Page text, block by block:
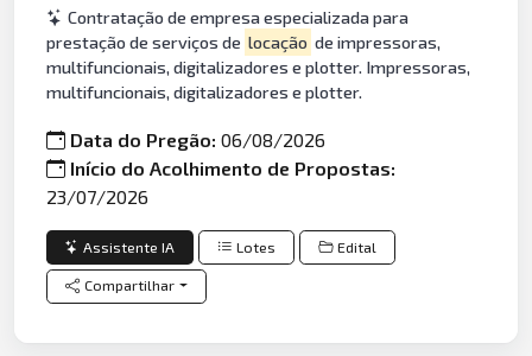
Contratação de empresa especializada para
prestação de serviços de locação de impressoras,
multifuncionais, digitalizadores e plotter. Impressoras,
multifuncionais, digitalizadores e plotter.
Data do Pregão:06/08/2026
Início do Acolhimento de Propostas:
23/07/2026
Assistente IA Lotes Edital
Compartilhar